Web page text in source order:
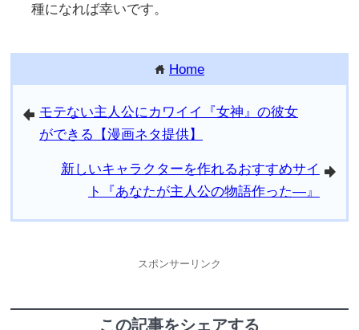
種になれば幸いです。
home Home
arrowleft モテない主人公にカワイイ『女神』の彼女
ができる【漫画ネタ提供】
arrowright
新しいキャラクターを作れるおすすめサイ
ト『あなたが主人公の物語作った―』
スポンサーリンク
この記事をシェアする